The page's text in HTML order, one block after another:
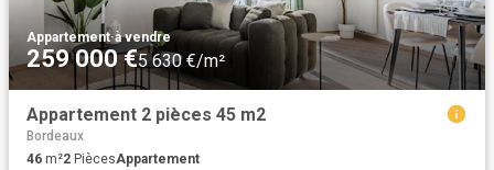
Appartement·à vendre
259 000 €5 630 €/m²
Appartement 2 pièces 45 m2
Bordeaux
46 m²2 PiècesAppartement